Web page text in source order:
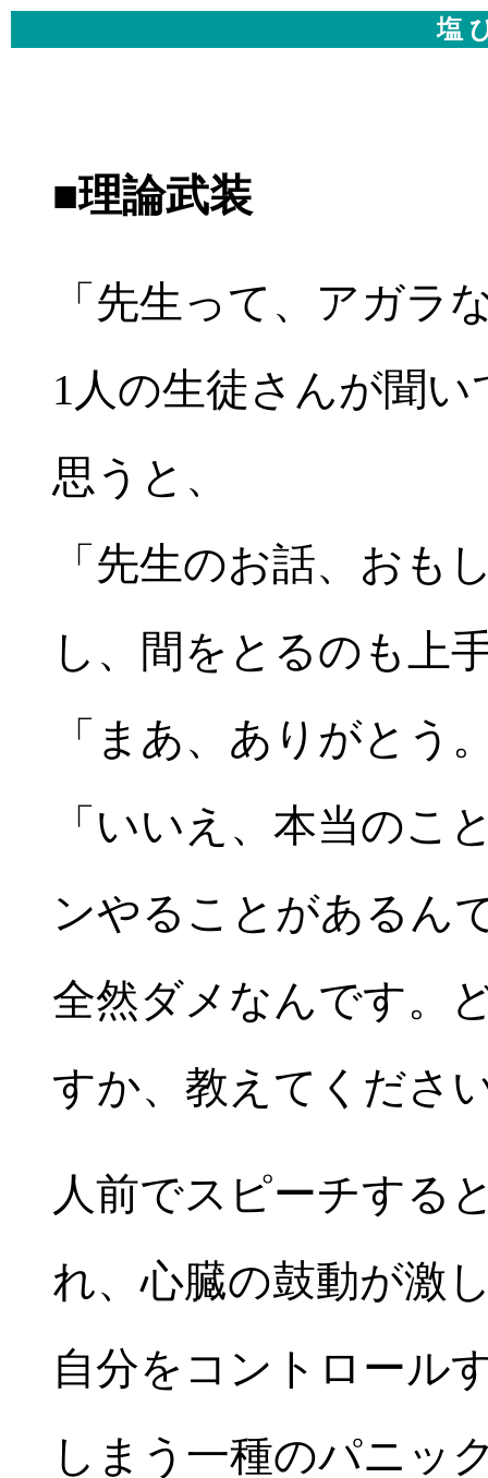
塩
■理論武装
「先生って、アガラ
1人の生徒さんが聞
思うと、
「先生のお話、おも
し、間をとるのも上
「まあ、ありがとう
「いいえ、本当のこ
ンやることがあるん
全然ダメなんです。
すか、教えてくださ
人前でスピーチする
れ、心臓の鼓動が激
自分をコントロール
しまう一種のパニッ